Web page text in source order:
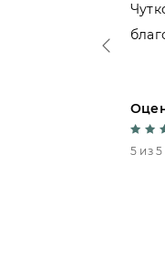
5 из 5